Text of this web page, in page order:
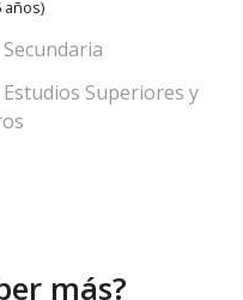
años)
Secundaria
Estudios Superiores y
más?